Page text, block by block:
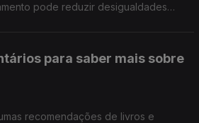
pode reduzir desigualdades
para saber mais sobre
recomendações de livros e